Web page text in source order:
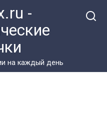
-
на каждый день